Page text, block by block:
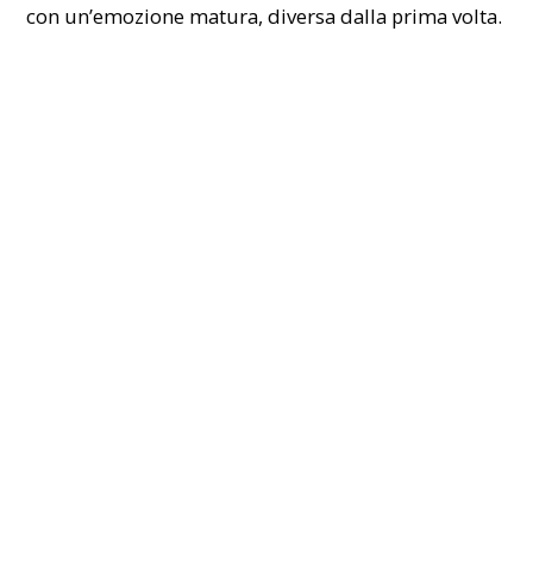
con un’emozione matura, diversa dalla prima volta.